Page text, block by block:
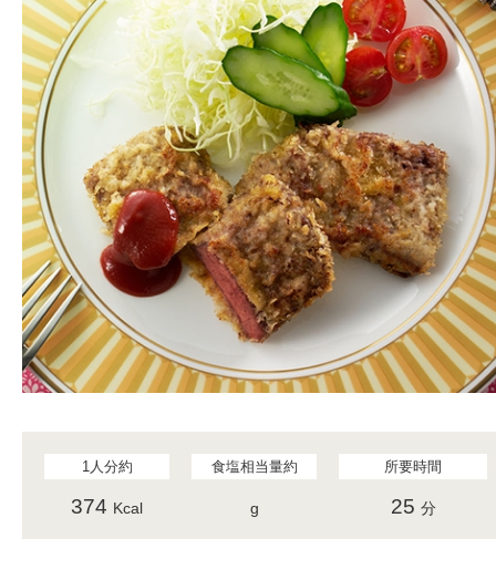
1人分約
374 Kcal
食塩相当量約
g
所要時間
25 分